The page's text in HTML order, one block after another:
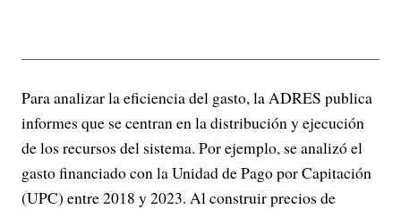
Para analizar la eficiencia del gasto, la ADRES publica
informes que se centran en la distribución y ejecución
de los recursos del sistema. Por ejemplo, se analizó el
gasto financiado con la Unidad de Pago por Capitación
(UPC) entre 2018 y 2023. Al construir precios de